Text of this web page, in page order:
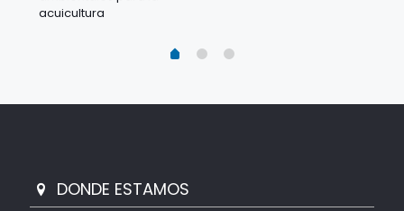
acuicultura
DONDE ESTAMOS